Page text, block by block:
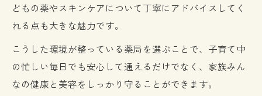
どもの薬やスキンケアについて丁寧にアドバイスしてく
れる点も大きな魅力です。
こうした環境が整っている薬局を選ぶことで、子育て中
の忙しい毎日でも安心して通えるだけでなく、家族みん
なの健康と美容をしっかり守ることができます。